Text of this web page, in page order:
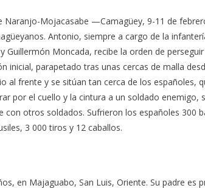
Naranjo-Mojacasabe —Camagüey, 9-11 de
Antonio, siempre a cargo de la
Guillermón Moncada, recibe la orden de
inicial, parapetado tras unas cercas de malla
al frente y se sitúan tan cerca de los españoles,
por el cuello y la cintura a un soldado enemigo,
con otros soldados. Sufrieron los españoles 300
3 000 tiros y 12 caballos.
en Majaguabo, San Luis, Oriente. Su padre es